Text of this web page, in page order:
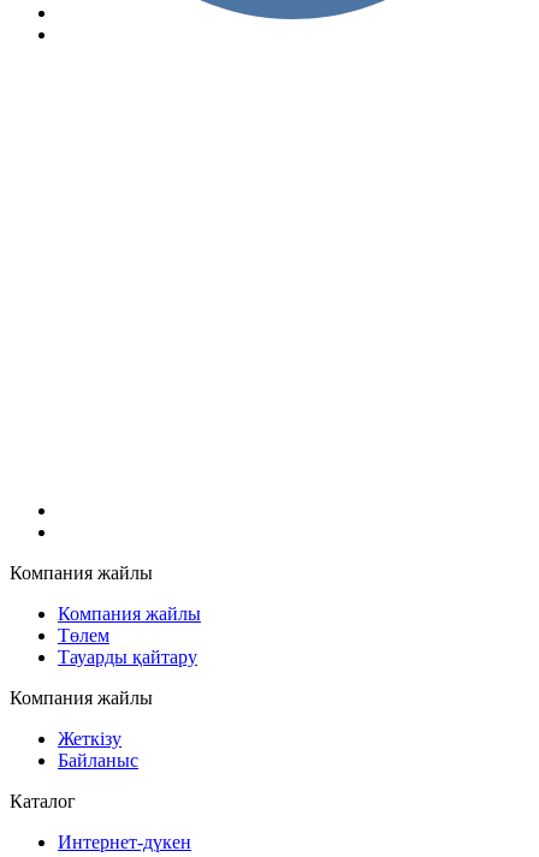
Компания жайлы
Компания жайлы
Төлем
Тауарды қайтару
Компания жайлы
Жеткізу
Байланыс
Каталог
Интернет-дүкен